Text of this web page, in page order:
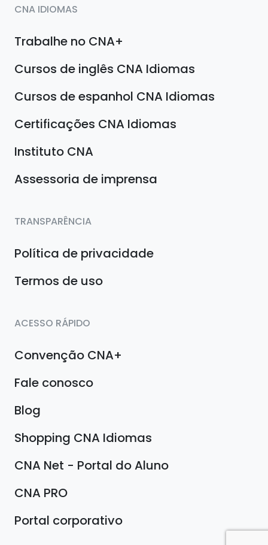
CNA IDIOMAS
Trabalhe no CNA+
Cursos de inglês CNA Idiomas
Cursos de espanhol CNA Idiomas
Certificações CNA Idiomas
Instituto CNA
Assessoria de imprensa
TRANSPARÊNCIA
Política de privacidade
Termos de uso
ACESSO RÁPIDO
Convenção CNA+
Fale conosco
Blog
Shopping CNA Idiomas
CNA Net - Portal do Aluno
CNA PRO
Portal corporativo